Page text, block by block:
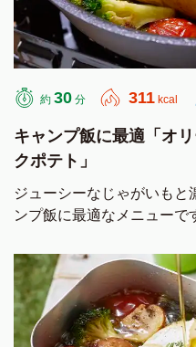
約 30 分 311 kcal
キャンプ飯に最適「オ
クポテト」
ジューシーなじゃがいもと
ンプ飯に最適なメニューで